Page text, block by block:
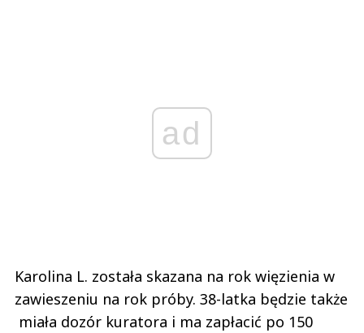
ad
Karolina L. została skazana na rok więzienia w
zawieszeniu na rok próby. 38-latka będzie także
miała dozór kuratora i ma zapłacić po 150